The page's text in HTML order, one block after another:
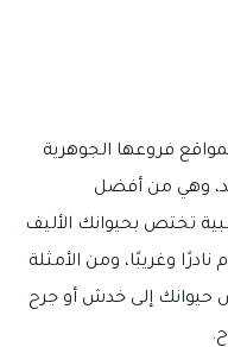
فروعها الجوهرية
وهي من أفضل
تختص بحيوانك الأليف
وغريبًا، ومن الأمثلة
حيوانك إلى خدش أو جرح